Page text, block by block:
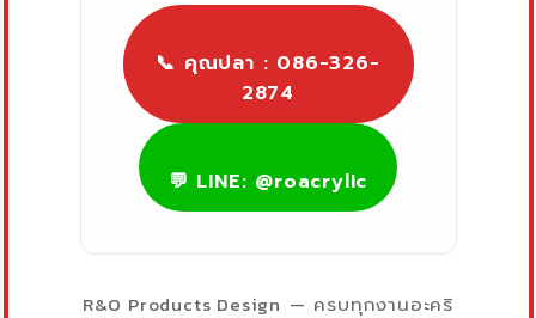
📞 คุณปลา : 086-326-
2874
💬 LINE: @roacrylic
R&O Products Design — ครบทุกงานอะคริ